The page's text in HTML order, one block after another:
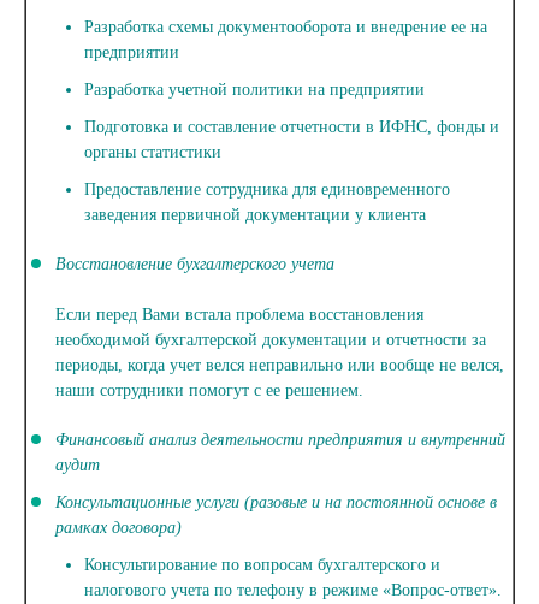
Разработка схемы документооборота и внедрение ее на
предприятии
Разработка учетной политики на предприятии
Подготовка и составление отчетности в ИФНС, фонды и
органы статистики
Предоставление сотрудника для единовременного
заведения первичной документации у клиента
Восстановление бухгалтерского учета
Если перед Вами встала проблема восстановления
необходимой бухгалтерской документации и отчетности за
периоды, когда учет велся неправильно или вообще не велся,
наши сотрудники помогут с ее решением.
Финансовый анализ деятельности предприятия и внутренний
аудит
Консультационные услуги (разовые и на постоянной основе в
рамках договора)
Консультирование по вопросам бухгалтерского и
налогового учета по телефону в режиме «Вопрос-ответ».